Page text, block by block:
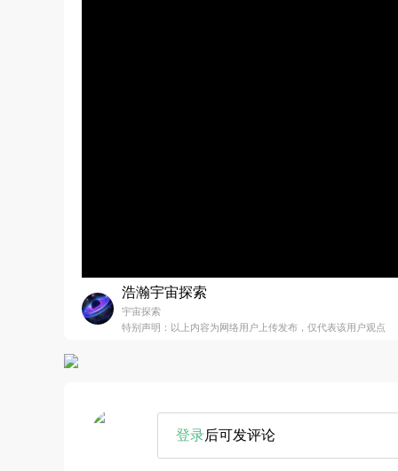
浩瀚宇宙探索
宇宙探索
特别声明：以上内容为网络用户上传发布，仅代表该用户观点
登录后可发评论